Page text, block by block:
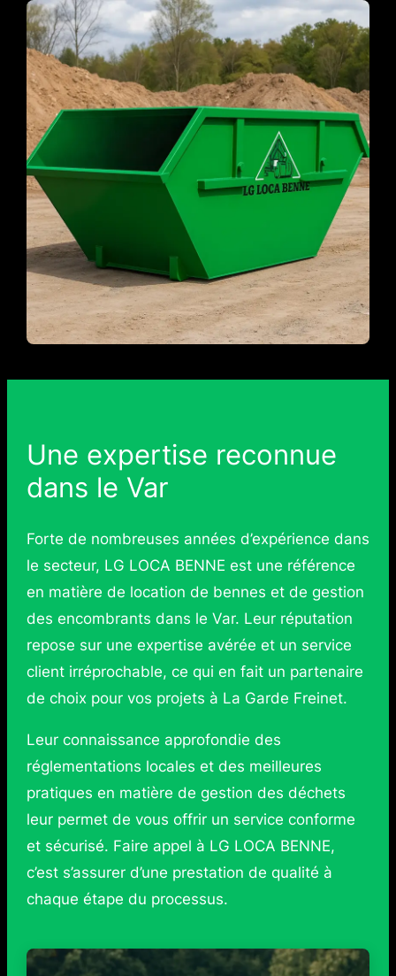
Une expertise reconnue
dans le Var
Forte de nombreuses années d’expérience dans
le secteur, LG LOCA BENNE est une référence
en matière de location de bennes et de gestion
des encombrants dans le Var. Leur réputation
repose sur une expertise avérée et un service
client irréprochable, ce qui en fait un partenaire
de choix pour vos projets à La Garde Freinet.
Leur connaissance approfondie des
réglementations locales et des meilleures
pratiques en matière de gestion des déchets
leur permet de vous offrir un service conforme
et sécurisé. Faire appel à LG LOCA BENNE,
c’est s’assurer d’une prestation de qualité à
chaque étape du processus.